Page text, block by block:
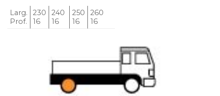
Larg.
Prof.
230
16
240
16
250
16
260
16